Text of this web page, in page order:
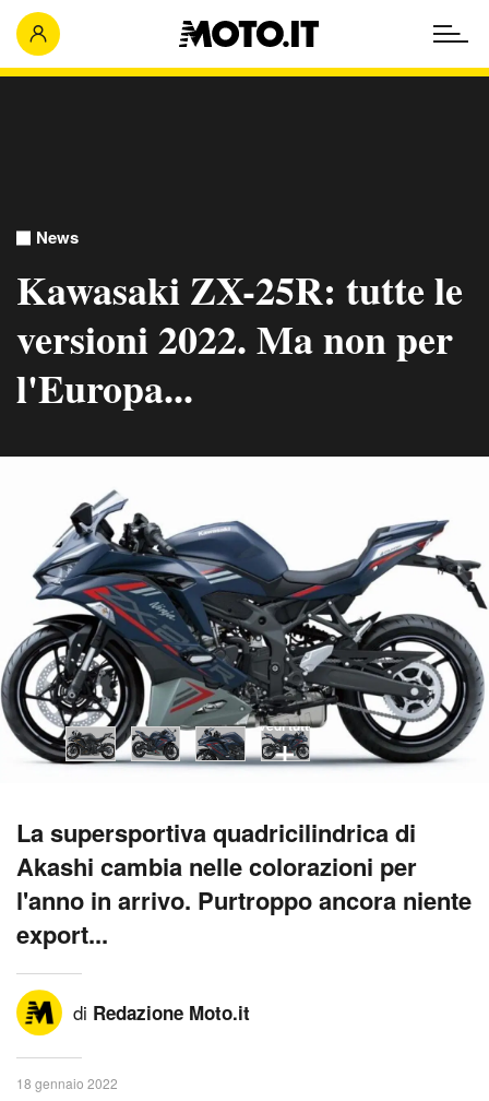
News
Kawasaki ZX-25R: tutte le
versioni 2022. Ma non per
l'Europa...
vedi tutti
La supersportiva quadricilindrica di
Akashi cambia nelle colorazioni per
l'anno in arrivo. Purtroppo ancora niente
export...
di Redazione Moto.it
18 gennaio 2022